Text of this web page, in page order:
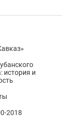
история и
2018